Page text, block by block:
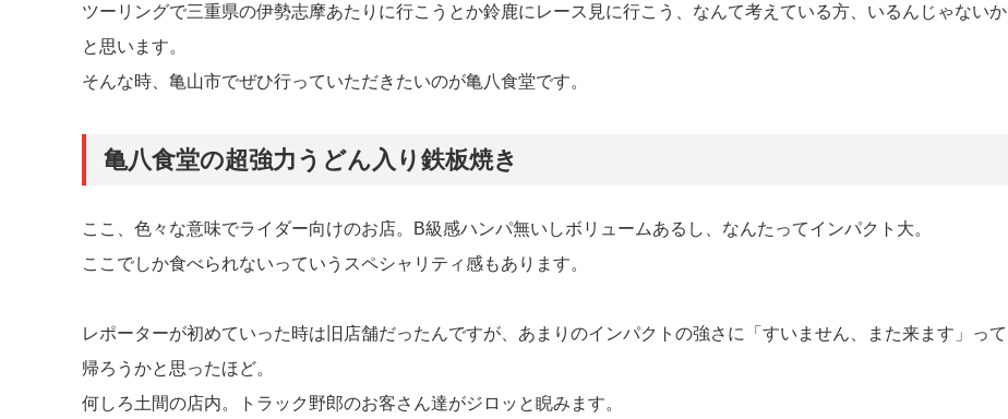
ツーリングで三重県の伊勢志摩あたりに行こうとか鈴鹿にレース見に行こう、なんて考えている方、いるんじゃないか
と思います。
そんな時、亀山市でぜひ行っていただきたいのが亀八食堂です。
亀八食堂の超強力うどん入り鉄板焼き
ここ、色々な意味でライダー向けのお店。B級感ハンパ無いしボリュームあるし、なんたってインパクト大。
ここでしか食べられないっていうスペシャリティ感もあります。
レポーターが初めていった時は旧店舗だったんですが、あまりのインパクトの強さに「すいません、また来ます」って
帰ろうかと思ったほど。
何しろ土間の店内。トラック野郎のお客さん達がジロッと睨みます。